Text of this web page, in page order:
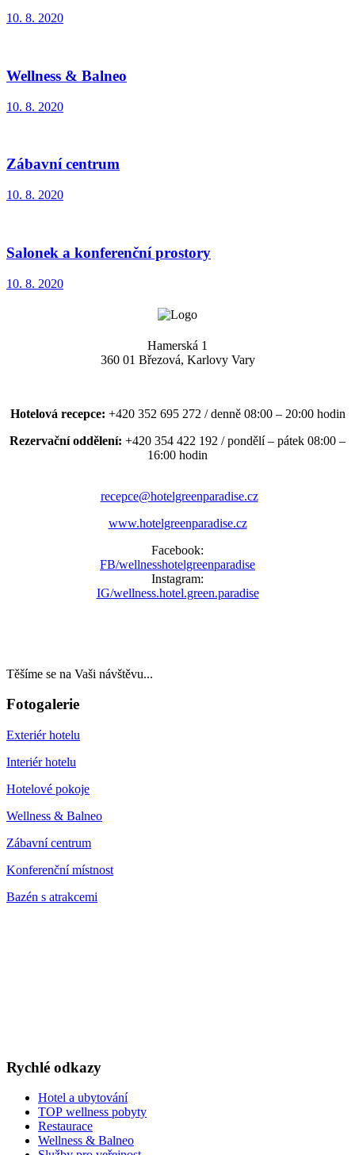
10. 8. 2020
Wellness & Balneo
10. 8. 2020
Zábavní centrum
10. 8. 2020
Salonek a konferenční prostory
10. 8. 2020
Hamerská 1
360 01 Březová, Karlovy Vary
Hotelová recepce: +420 352 695 272 / denně 08:00 – 20:00 hodin
Rezervační oddělení: +420 354 422 192 / pondělí – pátek 08:00 –
16:00 hodin
recepce@hotelgreenparadise.cz
www.hotelgreenparadise.cz
Facebook:
FB/wellnesshotelgreenparadise
Instagram:
IG/wellness.hotel.green.paradise
Těšíme se na Vaši návštěvu...
Fotogalerie
Exteriér hotelu
Interiér hotelu
Hotelové pokoje
Wellness & Balneo
Zábavní centrum
Konferenční místnost
Bazén s atrakcemi
Rychlé odkazy
Hotel a ubytování
TOP wellness pobyty
Restaurace
Wellness & Balneo